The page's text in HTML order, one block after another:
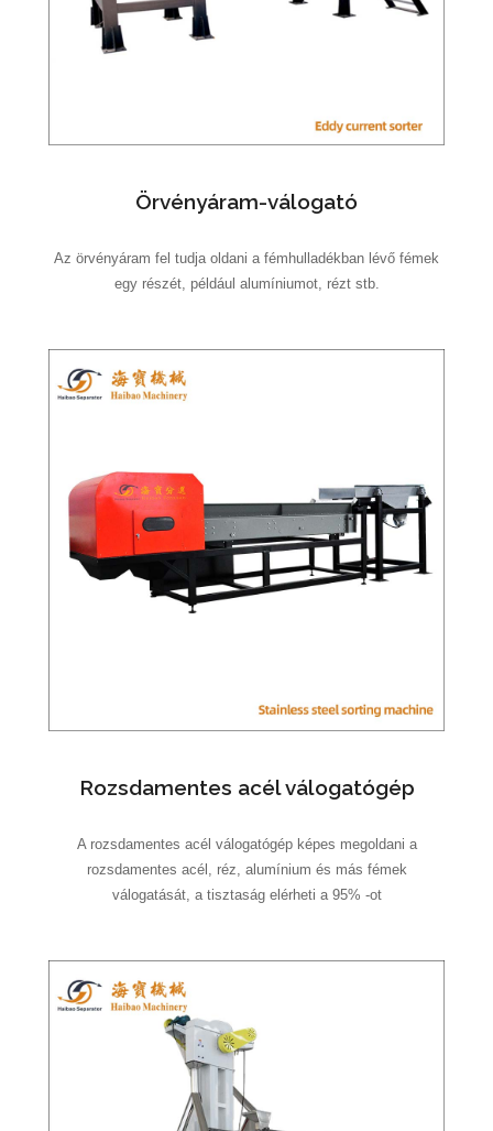
Örvényáram-válogató
Az örvényáram fel tudja oldani a fémhulladékban lévő fémek
egy részét, például alumíniumot, rézt stb.
Rozsdamentes acél válogatógép
A rozsdamentes acél válogatógép képes megoldani a
rozsdamentes acél, réz, alumínium és más fémek
válogatását, a tisztaság elérheti a 95% -ot